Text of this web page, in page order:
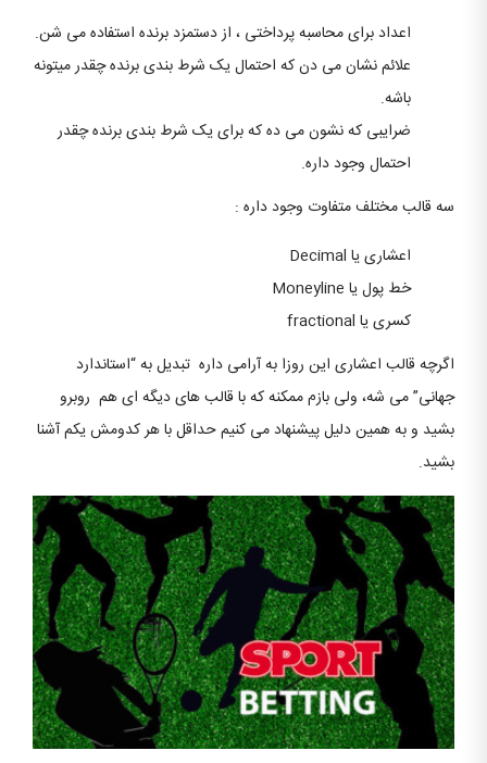
اعداد برای محاسبه پرداختی ، از دستمزد برنده استفاده می شن.
علائم نشان می دن که احتمال یک شرط بندی برنده چقدر میتونه
باشه.
ضرایبی که نشون می ده که برای یک شرط بندی برنده چقدر
احتمال وجود داره.
سه قالب مختلف متفاوت وجود داره :
اعشاری یا Decimal
خط پول یا Moneyline
کسری یا fractional
اگرچه قالب اعشاری این روزا به آرامی داره تبدیل به “استاندارد
جهانی” می شه، ولی بازم ممکنه که با قالب های دیگه ای هم روبرو
بشید و به همین دلیل پیشنهاد می کنیم حداقل با هر کدومش یکم آشنا
بشید.